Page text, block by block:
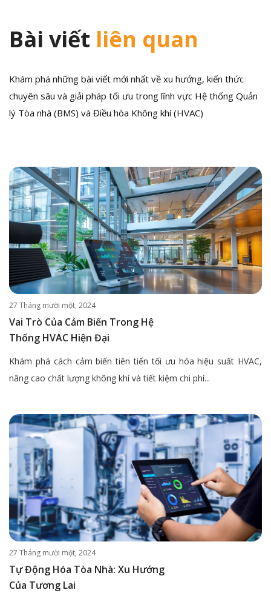
Bài viết liên quan
Khám phá những bài viết mới nhất về xu hướng, kiến thức
chuyên sâu và giải pháp tối ưu trong lĩnh vực Hệ thống Quản
lý Tòa nhà (BMS) và Điều hòa Không khí (HVAC)
27 Tháng mười một, 2024
Vai Trò Của Cảm Biến Trong Hệ
Thống HVAC Hiện Đại
Khám phá cách cảm biến tiên tiến tối ưu hóa hiệu suất HVAC,
nâng cao chất lượng không khí và tiết kiệm chi phí...
27 Tháng mười một, 2024
Tự Động Hóa Tòa Nhà: Xu Hướng
Của Tương Lai